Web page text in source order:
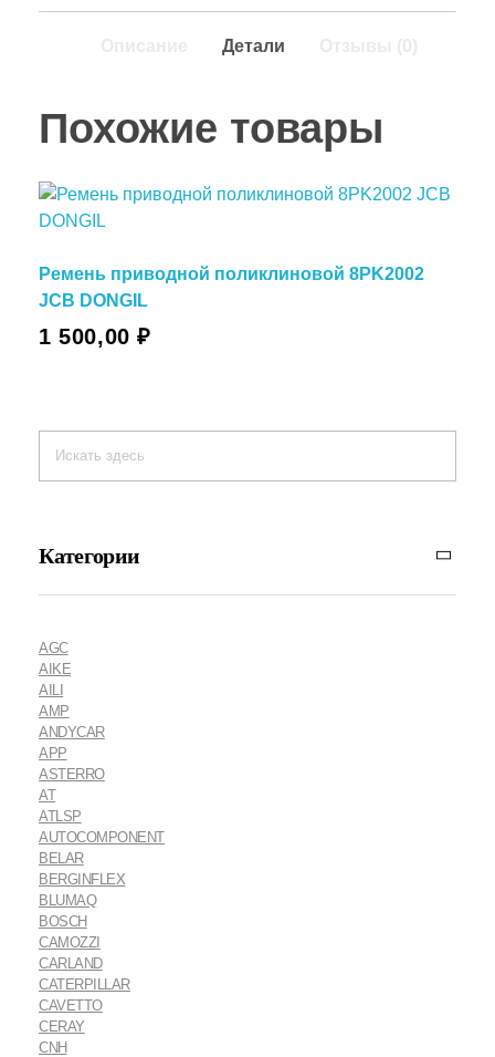
Детали
Похожие товары
Ремень приводной поликлиновой 8PK2002
JCB DONGIL
1 500,00₽
Категории
AGC
AIKE
AILI
AMP
ANDYCAR
APP
ASTERRO
AT
ATLSP
AUTOCOMPONENT
BELAR
BERGINFLEX
BLUMAQ
BOSCH
CAMOZZI
CARLAND
CATERPILLAR
CAVETTO
CERAY
CNH